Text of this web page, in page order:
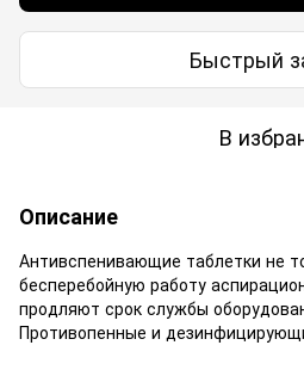
Быстрый
В
Описание
Антивспенивающие таблетки не
бесперебойную работу
продляют срок службы
Противопенные и